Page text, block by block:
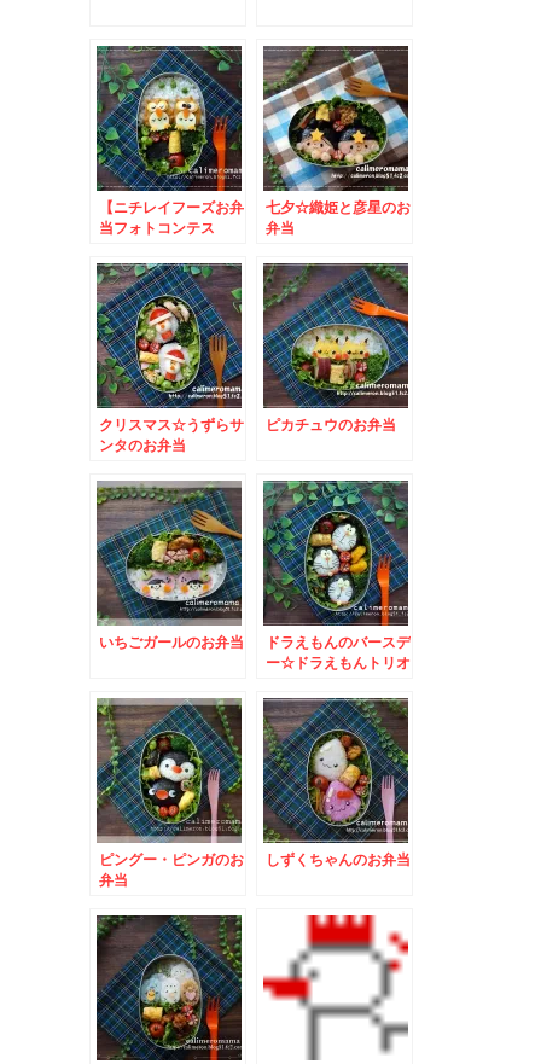
【ニチレイフーズお弁
当フォトコンテス
当とこいのぼりのお弁
当
七夕☆織姫と彦星のお
弁当
クリスマス☆うずらサ
ンタのお弁当
ピカチュウのお弁当
いちごガールのお弁当
ドラえもんのバースデ
ー☆ドラえもんトリオ
ピングー・ピンガのお
弁当
しずくちゃんのお弁当